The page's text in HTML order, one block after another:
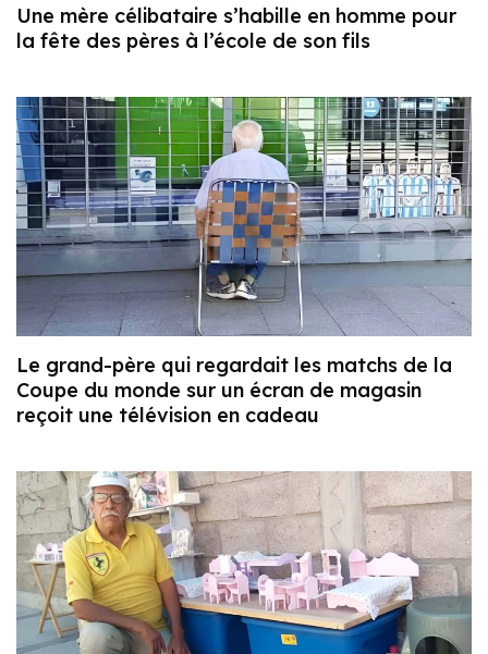
Une mère célibataire s’habille en homme pour
la fête des pères à l’école de son fils
Le grand-père qui regardait les matchs de la
Coupe du monde sur un écran de magasin
reçoit une télévision en cadeau